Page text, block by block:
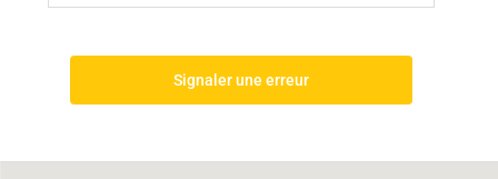
Signaler une erreur